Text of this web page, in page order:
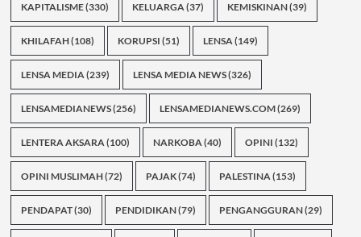
KAPITALISME(330) KELUARGA(37) KEMISKINAN(39)
KHILAFAH(108) KORUPSI (51) LENSA(149)
LENSA MEDIA(239) LENSA MEDIA NEWS(326)
LENSAMEDIANEWS(256) LENSAMEDIANEWS.COM(269)
LENTERA AKSARA(100) NARKOBA(40) OPINI (132)
OPINI MUSLIMAH(72) PAJAK(74) PALESTINA(153)
PENDAPAT(30) PENDIDIKAN(79) PENGANGGURAN(29)